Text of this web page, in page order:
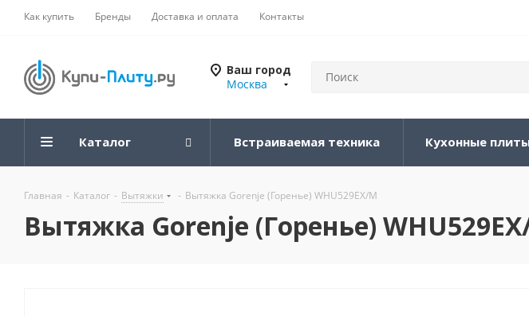
Как купить Бренды Доставка и оплата Контакты
Ваш город
Москва
Каталог Встраиваемая техника Кухонные
Главная - Каталог - Вытяжки - Вытяжка Gorenje (Горенье) WHU529EX/M
Вытяжка Gorenje (Горенье)